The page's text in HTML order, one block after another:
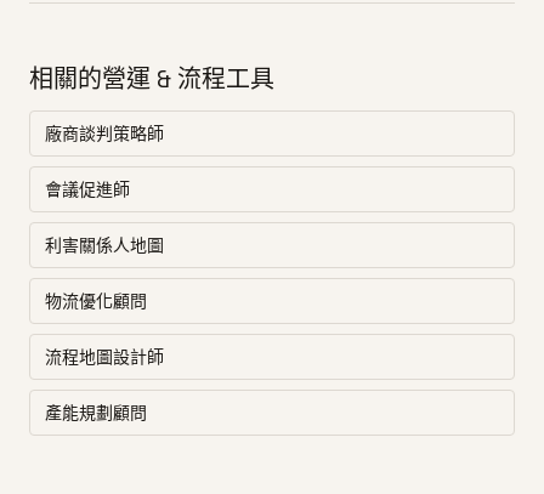
相關的營運 & 流程工具
廠商談判策略師
會議促進師
利害關係人地圖
物流優化顧問
流程地圖設計師
產能規劃顧問